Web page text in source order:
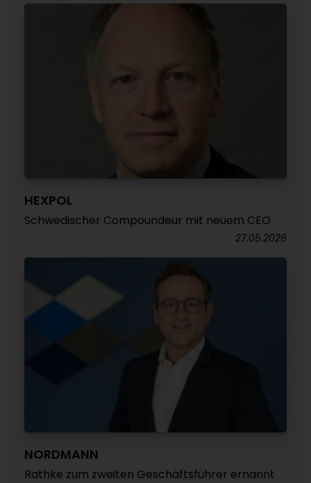
HEXPOL
Schwedischer Compoundeur mit neuem CEO
27.05.2026
NORDMANN
Rathke zum zweiten Geschäftsführer ernannt